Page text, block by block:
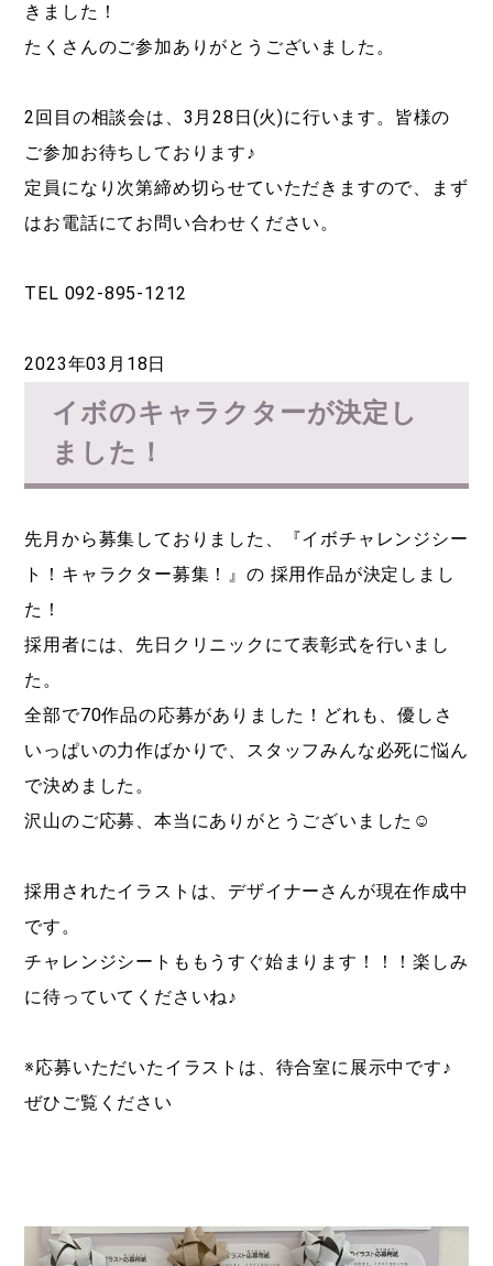
きました！
たくさんのご参加ありがとうございました。
2回目の相談会は、3月28日(火)に行います。皆様の
ご参加お待ちしております♪
定員になり次第締め切らせていただきますので、まず
はお電話にてお問い合わせください。
TEL 092-895-1212
2023年03月18日
イボのキャラクターが決定し
ました！
先月から募集しておりました、『イボチャレンジシー
ト！キャラクター募集！』の 採用作品が決定しまし
た！
採用者には、先日クリニックにて表彰式を行いまし
た。
全部で70作品の応募がありました！どれも、優しさ
いっぱいの力作ばかりで、スタッフみんな必死に悩ん
で決めました。
沢山のご応募、本当にありがとうございました☺︎
採用されたイラストは、デザイナーさんが現在作成中
です。
チャレンジシートももうすぐ始まります！！！楽しみ
に待っていてくださいね♪
※応募いただいたイラストは、待合室に展示中です♪
ぜひご覧ください